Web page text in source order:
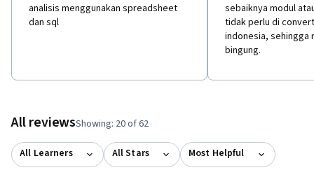
analisis menggunakan spreadsheet
dan sql
sebaiknya modul
tidak perlu di
indonesia, sehingga
bingung.
All reviewsShowing: 20 of 62
All Learners All Stars Most Helpful